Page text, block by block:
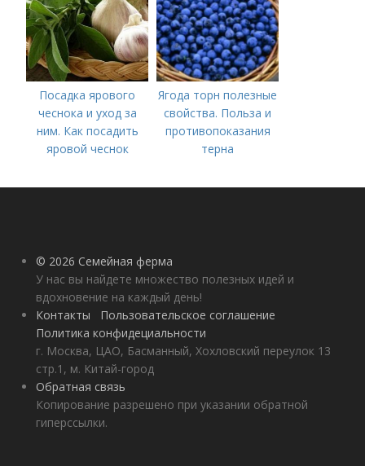
Посадка ярового
чеснока и уход за
ним. Как посадить
яровой чеснок
Ягода торн полезные
свойства. Польза и
противопоказания
терна
© 2026 Семейная ферма
У нас вы найдете множество полезных идей и
вдохновение на каждый день!
Контакты
Пользовательское соглашение
Политика конфидециальности
г. Москва, ЦАО, Басманный, Хохловский переулок 13
стр.1, м. Китай-город
Обратная связь
Копирование разрешено при указании обратной
гиперссылки.